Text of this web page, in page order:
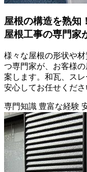
屋根の構造を熟知！
屋根工事の専門家
様々な屋根の形状や
つ専門家が、お客様
案します。和瓦、ス
安心してお任せくださ
専門知識 豊富な経験